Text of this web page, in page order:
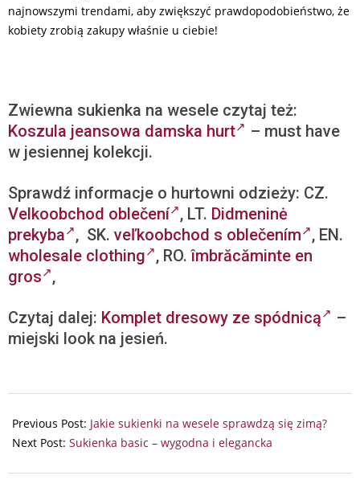
najnowszymi trendami, aby zwiększyć prawdopodobieństwo, że
kobiety zrobią zakupy właśnie u ciebie!
Zwiewna sukienka na wesele czytaj też:
Koszula jeansowa damska hurt
– must have
w jesiennej kolekcji.
Sprawdź informacje o hurtowni odzieży: CZ.
Velkoobchod oblečení , LT. Didmeninė
prekyba
, SK. veľkoobchod s oblečením
, EN.
wholesale clothing
, RO.îmbrăcăminte en
gros
,
Czytaj dalej: Komplet dresowy ze spódnicą
–
miejski look na jesień.
12-
24
Previous Post: Jakie sukienki na wesele sprawdzą się zimą?
Next Post: Sukienka basic – wygodna i elegancka